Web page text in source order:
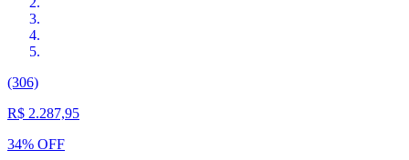
(306)
R$ 2.287,95
34% OFF